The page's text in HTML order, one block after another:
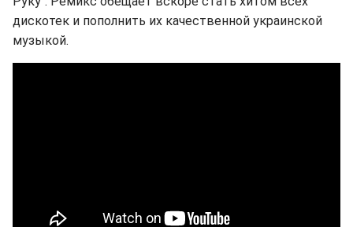
дискотек и пополнить их качественной украинской
музыкой.